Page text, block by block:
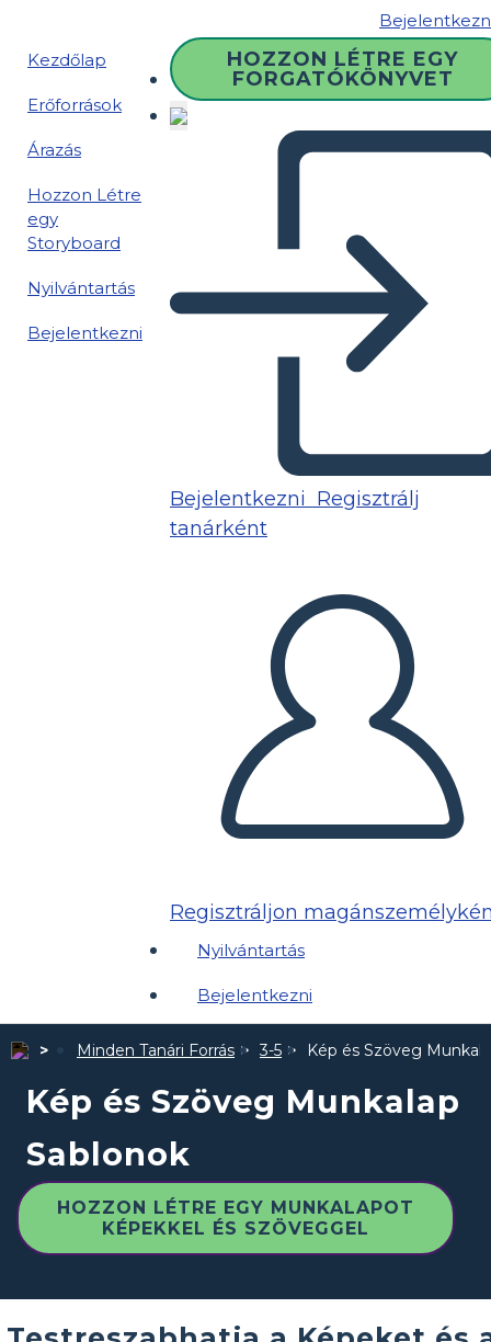
Kezdőlap
Erőforrások
Árazás
Hozzon Létre
egy
Storyboard
Nyilvántartás
Bejelentkezni
HOZZON LÉTRE EGY
FORGATÓKÖNYVET
Bejelentkezni Regisztrálj
tanárként
Regisztráljon
Nyilvántartás
Bejelentkezni
Minden Tanári Forrás 3-5 Kép és Szöveg
Kép és Szöveg Munkalap
Sablonok
HOZZON LÉTRE EGY MUNKALAPOT
KÉPEKKEL ÉS SZÖVEGGEL